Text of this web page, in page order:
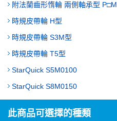
附法蘭齒形惰輪 兩側軸承型 P□M
時規皮帶輪 H型
時規皮帶輪 S3M型
時規皮帶輪 T5型
StarQuick S5M0100
StarQuick S8M0150
此商品可選擇的種類